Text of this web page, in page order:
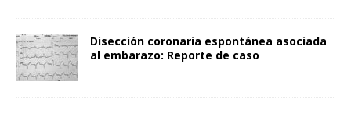
Disección coronaria espontánea asociada
al embarazo: Reporte de caso